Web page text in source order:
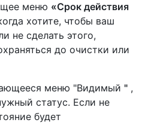
меню «Срок действия
хотите, чтобы ваш
не сделать этого,
до очистки или
меню "Видимый " ,
статус. Если не
будет